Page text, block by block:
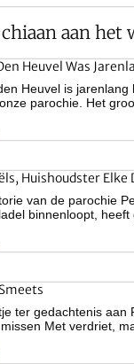
aan het
Heuvel Was
Heuvel is jarenlang
parochie. Het
Huishoudster Elke
van de parochie
binnenloopt, heeft
ter gedachtenis aan
Met verdriet,